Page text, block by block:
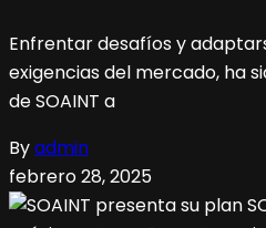
Enfrentar desafíos y
exigencias del mercado, ha
de SOAINT a
Byadmin
febrero 28, 2025